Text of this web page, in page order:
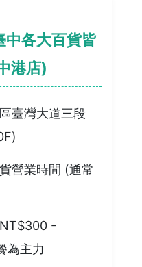
中各大百貨皆
港店)
臺灣大道三段
營業時間 (通常
-
為主力